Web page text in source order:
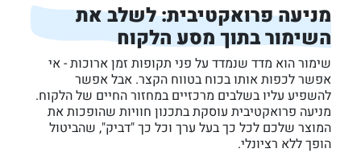
מניעה פרואקטיבית: לשלב את
השימור בתוך מסע הלקוח
שימור הוא מדד שנמדד על פני תקופות זמן ארוכות - אי
אפשר לכפות אותו בכוח בטווח הקצר. אבל אפשר
להשפיע עליו בשלבים מרכזיים במחזור החיים של הלקוח.
מניעה פרואקטיבית עוסקת בתכנון חוויות שהופכות את
המוצר שלכם לכל כך בעל ערך וכל כך "דביק", שהביטול
הופך ללא רציונלי.